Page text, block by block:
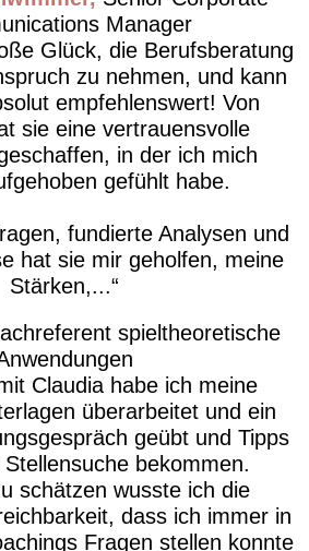
Manager
Glück, die Berufsberatung
zu nehmen, und kann
empfehlenswert! Von
sie eine vertrauensvolle
in der ich mich
gefühlt habe.
fundierte Analysen und
hat sie mir geholfen, meine
Stärken,...
spieltheoretische
Claudia habe ich meine
überarbeitet und ein
geübt und Tipps
bekommen.
schätzen wusste ich die
dass ich immer in
Fragen stellen konnte